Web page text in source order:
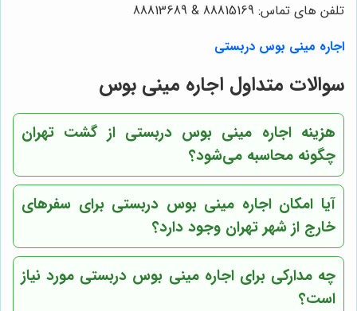
تلفن های تماس: 88815169 & 88813689
اجاره مینی بوس دربستی
سوالات متداول اجاره مینی بوس
هزینه اجاره مینی بوس دربستی از گشت تهران
چگونه محاسبه می‌شود؟
آیا امکان اجاره مینی بوس دربستی برای سفرهای
خارج از شهر تهران وجود دارد؟
چه مدارکی برای اجاره مینی بوس دربستی مورد نیاز
است؟